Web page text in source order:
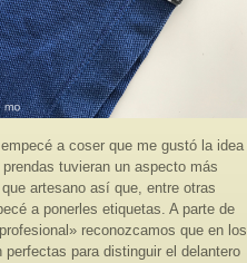
a coser que me gustó la idea
tuvieran un aspecto más
artesano así que, entre otras
a ponerles etiquetas. A parte de
reconozcamos que en los
perfectas para distinguir el delantero